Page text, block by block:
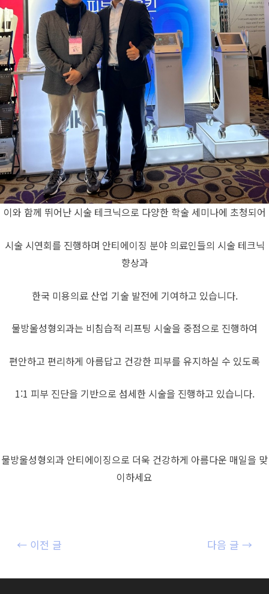
이와 함께 뛰어난 시술 테크닉으로 다양한 학술 세미나에 초청되어
시술 시연회를 진행하며 안티에이징 분야 의료인들의 시술 테크닉
향상과
한국 미용의료 산업 기술 발전에 기여하고 있습니다.
물방울성형외과는 비침습적 리프팅 시술을 중점으로 진행하여
편안하고 편리하게 아름답고 건강한 피부를 유지하실 수 있도록
1:1 피부 진단을 기반으로 섬세한 시술을 진행하고 있습니다.
물방울성형외과 안티에이징으로 더욱 건강하게 아름다운 매일을 맞
이하세요
비
←이전 글 다음 글→